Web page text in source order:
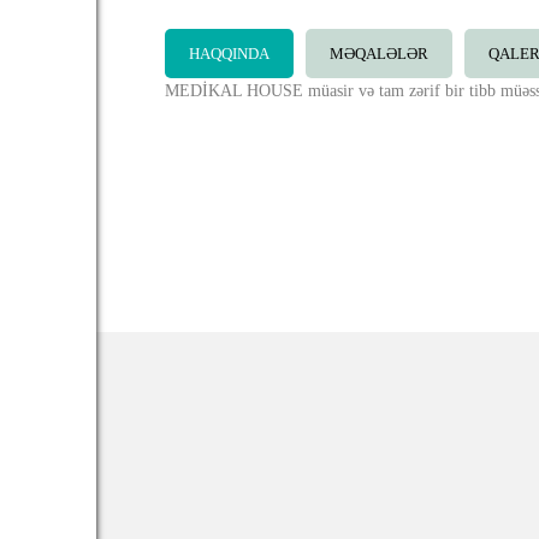
HAQQINDA MƏQALƏLƏR
MEDİKAL HOUSE müasir və tam zərif bir tibb